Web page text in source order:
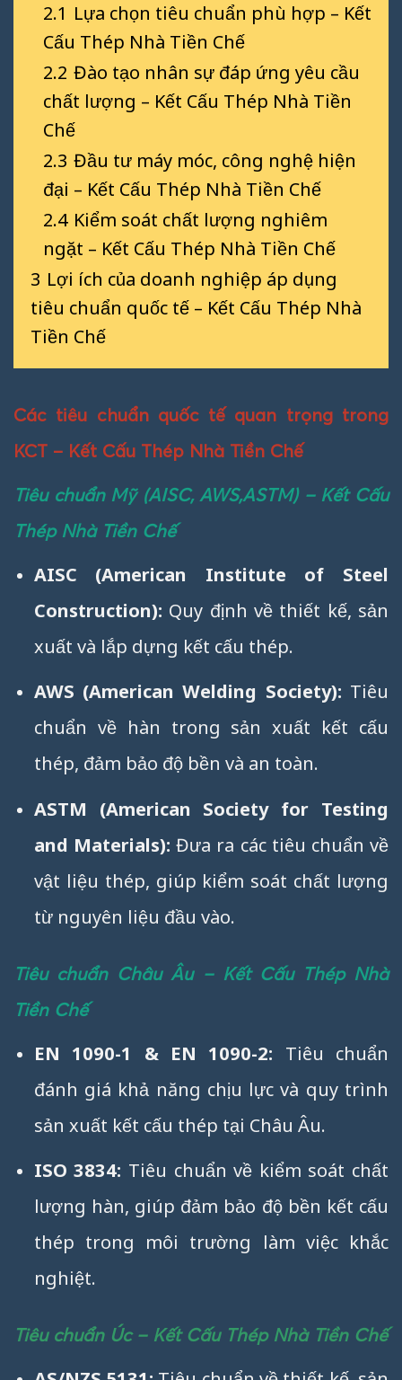
2.1 Lựa chọn tiêu chuẩn phù hợp – Kết
Cấu Thép Nhà Tiền Chế
2.2 Đào tạo nhân sự đáp ứng yêu cầu
chất lượng – Kết Cấu Thép Nhà Tiền
Chế
2.3 Đầu tư máy móc, công nghệ hiện
đại – Kết Cấu Thép Nhà Tiền Chế
2.4 Kiểm soát chất lượng nghiêm
ngặt – Kết Cấu Thép Nhà Tiền Chế
3 Lợi ích của doanh nghiệp áp dụng
tiêu chuẩn quốc tế – Kết Cấu Thép Nhà
Tiền Chế
Các tiêu chuẩn quốc tế quan trọng trong
KCT – Kết Cấu Thép Nhà Tiền Chế
Tiêu chuẩn Mỹ (AISC, AWS,ASTM) – Kết Cấu
Thép Nhà Tiền Chế
AISC (American Institute of Steel
Construction): Quy định về thiết kế, sản
xuất và lắp dựng kết cấu thép.
AWS (American Welding Society): Tiêu
chuẩn về hàn trong sản xuất kết cấu
thép, đảm bảo độ bền và an toàn.
ASTM (American Society for Testing
and Materials): Đưa ra các tiêu chuẩn về
vật liệu thép, giúp kiểm soát chất lượng
từ nguyên liệu đầu vào.
Tiêu chuẩn Châu Âu – Kết Cấu Thép Nhà
Tiền Chế
EN 1090-1 & EN 1090-2: Tiêu chuẩn
đánh giá khả năng chịu lực và quy trình
sản xuất kết cấu thép tại Châu Âu.
ISO 3834: Tiêu chuẩn về kiểm soát chất
lượng hàn, giúp đảm bảo độ bền kết cấu
thép trong môi trường làm việc khắc
nghiệt.
Tiêu chuẩn Úc – Kết Cấu Thép Nhà Tiền Chế